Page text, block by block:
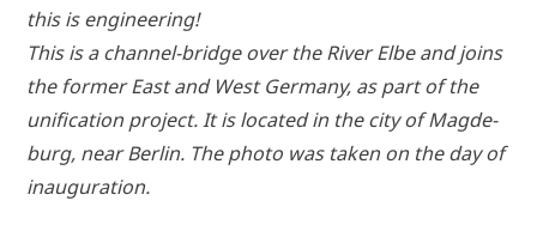
this is engineering!
This is a chan­nel-bridge over the River Elbe and joins
the for­mer East and West Ger­ma­ny, as part of the
uni­fi­ca­ti­on pro­ject. It is loca­ted in the city of Mag­de­
burg, near Ber­lin. The pho­to was taken on the day of
inauguration.